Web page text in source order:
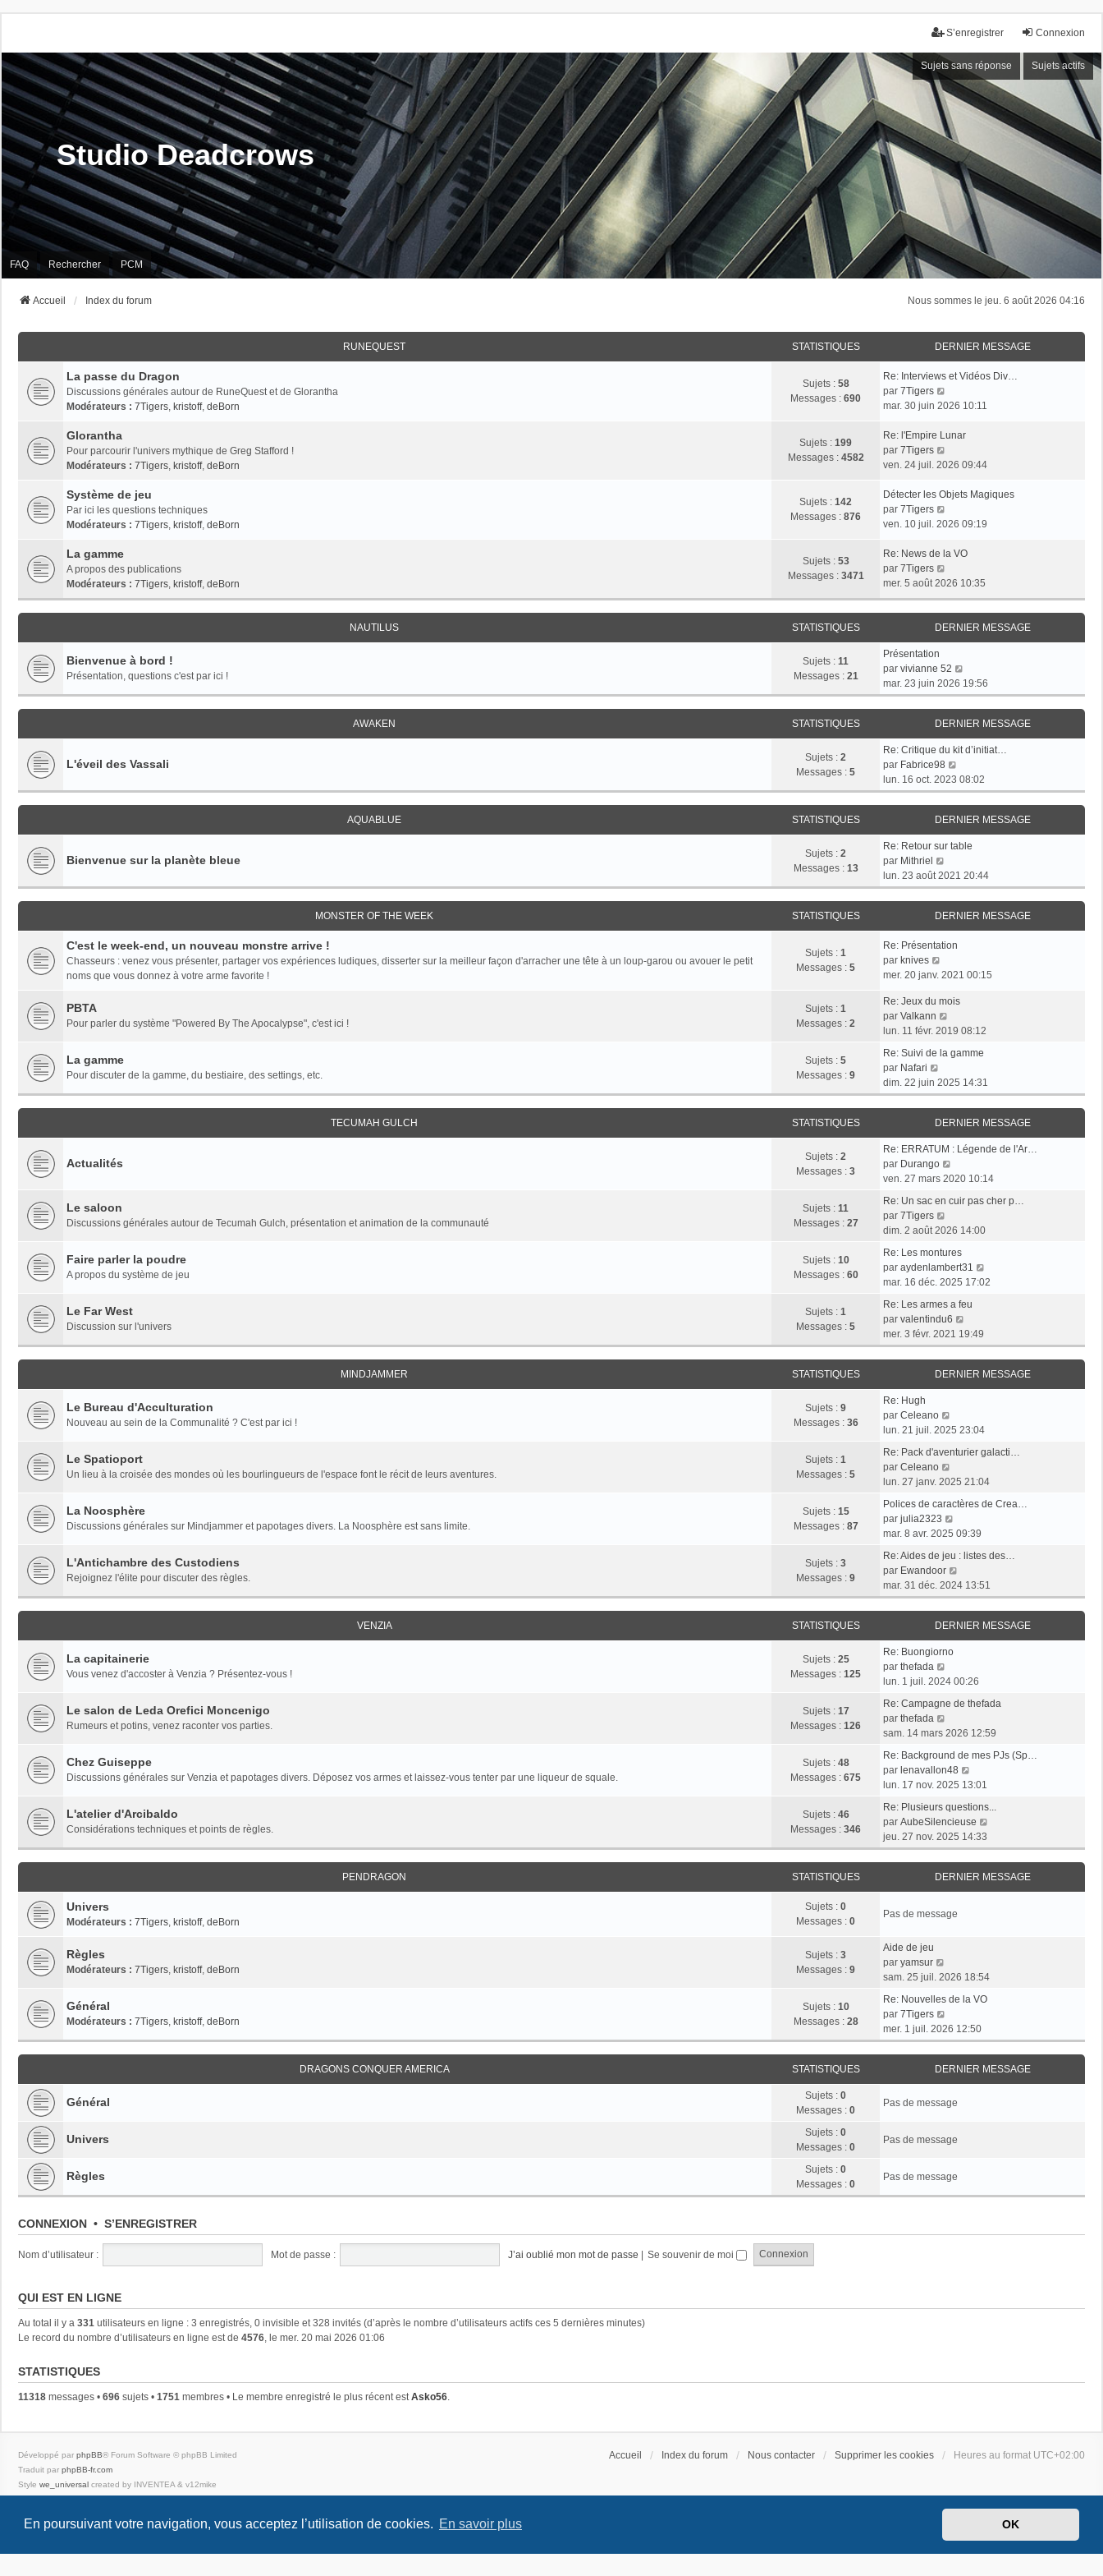
En poursuivant votre navigation, vous acceptez l’utilisation de cookies. En savoir plus OK
Connexion
S’enregistrer
Sujets sans réponse Sujets actifs
Studio Deadcrows
FAQ Rechercher PCM
Nous sommes le jeu. 6 août 2026 04:16
Accueil Index du forum
RUNEQUEST STATISTIQUES DERNIER MESSAGE
La passe du Dragon
Discussions générales autour de RuneQuest et de Glorantha
Modérateurs : 7Tigers, kristoff, deBorn
Sujets : 58
Messages : 690
Re: Interviews et Vidéos Div…
par 7Tigers
o
r
e
e
n
e
m
e
s
s
a
e
mar. 30 juin 2026 10:11
Glorantha
Pour parcourir l'univers mythique de Greg Stafford !
Modérateurs : 7Tigers, kristoff, deBorn
Sujets : 199
Messages : 4582
Re: l'Empire Lunar
par 7Tigers
o
r
e
e
n
i
e
r
m
s
s
a
e
ven. 24 juil. 2026 09:44
Système de jeu
Par ici les questions techniques
Modérateurs : 7Tigers, kristoff, deBorn
Sujets : 142
Messages : 876
Détecter les Objets Magiques
par 7Tigers
o
r
e
d
e
r
n
e
r
m
s
s
a
g
e
ven. 10 juil. 2026 09:19
La gamme
A propos des publications
Modérateurs : 7Tigers, kristoff, deBorn
Sujets : 53
Messages : 3471
Re: News de la VO
par 7Tigers
o
i
r
l
e
e
r
n
e
r
m
e
s
s
a
g
e
mer. 5 août 2026 10:35
NAUTILUS STATISTIQUES DERNIER MESSAGE
Bienvenue à bord !
Présentation, questions c'est par ici !
Sujets : 11
Messages : 21
Présentation
par vivianne 52
o
i
r
l
e
d
r
i
r
e
s
s
a
g
mar. 23 juin 2026 19:56
AWAKEN STATISTIQUES DERNIER MESSAGE
L'éveil des Vassali Sujets : 2
Messages : 5
Re: Critique du kit d’initiat…
par Fabrice98
o
i
r
l
e
d
r
i
e
s
g
lun. 16 oct. 2023 08:02
AQUABLUE STATISTIQUES DERNIER MESSAGE
Bienvenue sur la planète bleue Sujets : 2
Messages : 13
Re: Retour sur table
par Mithriel
o
i
r
l
e
d
r
i
e
r
m
s
s
a
g
e
lun. 23 août 2021 20:44
MONSTER OF THE WEEK STATISTIQUES DERNIER MESSAGE
C'est le week-end, un nouveau monstre arrive !
Chasseurs : venez vous présenter, partager vos expériences ludiques, disserter sur la meilleur façon d'arracher une tête à un loup-garou ou avouer le petit
noms que vous donnez à votre arme favorite !
Sujets : 1
Messages : 5
Re: Présentation
par knives
o
r
l
e
d
r
n
i
e
r
m
e
s
s
a
g
mer. 20 janv. 2021 00:15
PBTA
Pour parler du système "Powered By The Apocalypse", c'est ici !
Sujets : 1
Messages : 2
Re: Jeux du mois
par Valkann
o
r
e
e
n
i
e
m
s
s
a
g
lun. 11 févr. 2019 08:12
La gamme
Pour discuter de la gamme, du bestiaire, des settings, etc.
Sujets : 5
Messages : 9
Re: Suivi de la gamme
par Nafari
o
i
r
l
e
d
e
r
n
i
e
m
e
s
s
a
g
e
dim. 22 juin 2025 14:31
TECUMAH GULCH STATISTIQUES DERNIER MESSAGE
Actualités Sujets : 2
Messages : 3
Re: ERRATUM : Légende de l'Ar…
par Durango
o
r
e
d
e
r
i
e
r
e
g
ven. 27 mars 2020 10:14
Le saloon
Discussions générales autour de Tecumah Gulch, présentation et animation de la communauté
Sujets : 11
Messages : 27
Re: Un sac en cuir pas cher p…
par 7Tigers
o
r
l
e
d
e
r
n
i
e
r
e
s
s
a
g
dim. 2 août 2026 14:00
Faire parler la poudre
A propos du système de jeu
Sujets : 10
Messages : 60
Re: Les montures
par aydenlambert31
o
e
m
s
s
mar. 16 déc. 2025 17:02
Le Far West
Discussion sur l'univers
Sujets : 1
Messages : 5
Re: Les armes a feu
par valentindu6
o
i
r
l
e
r
n
e
m
s
s
g
e
mer. 3 févr. 2021 19:49
MINDJAMMER STATISTIQUES DERNIER MESSAGE
Le Bureau d'Acculturation
Nouveau au sein de la Communalité ? C'est par ici !
Sujets : 9
Messages : 36
Re: Hugh
par Celeano
o
r
e
d
e
r
i
e
r
e
s
g
lun. 21 juil. 2025 23:04
Le Spatioport
Un lieu à la croisée des mondes où les bourlingueurs de l'espace font le récit de leurs aventures.
Sujets : 1
Messages : 5
Re: Pack d'aventurier galacti…
par Celeano
o
r
l
e
d
e
r
n
i
e
r
m
s
s
g
lun. 27 janv. 2025 21:04
La Noosphère
Discussions générales sur Mindjammer et papotages divers. La Noosphère est sans limite.
Sujets : 15
Messages : 87
Polices de caractères de Crea…
par julia2323
o
r
l
e
e
e
m
s
s
a
g
mar. 8 avr. 2025 09:39
L'Antichambre des Custodiens
Rejoignez l'élite pour discuter des règles.
Sujets : 3
Messages : 9
Re: Aides de jeu : listes des…
par Ewandoor
o
i
r
l
e
r
n
e
m
e
s
s
a
g
e
mar. 31 déc. 2024 13:51
VENZIA STATISTIQUES DERNIER MESSAGE
La capitainerie
Vous venez d'accoster à Venzia ? Présentez-vous !
Sujets : 25
Messages : 125
Re: Buongiorno
par thefada
o
r
e
d
e
r
i
e
r
e
a
lun. 1 juil. 2024 00:26
Le salon de Leda Orefici Moncenigo
Rumeurs et potins, venez raconter vos parties.
Sujets : 17
Messages : 126
Re: Campagne de thefada
par thefada
o
r
l
e
d
e
r
n
i
e
r
m
g
e
sam. 14 mars 2026 12:59
Chez Guiseppe
Discussions générales sur Venzia et papotages divers. Déposez vos armes et laissez-vous tenter par une liqueur de squale.
Sujets : 48
Messages : 675
Re: Background de mes PJs (Sp…
par lenavallon48
o
r
l
e
e
e
s
g
lun. 17 nov. 2025 13:01
L'atelier d'Arcibaldo
Considérations techniques et points de règles.
Sujets : 46
Messages : 346
Re: Plusieurs questions...
par AubeSilencieuse
i
r
l
e
e
s
s
a
g
jeu. 27 nov. 2025 14:33
PENDRAGON STATISTIQUES DERNIER MESSAGE
Univers
Modérateurs : 7Tigers, kristoff, deBorn
Sujets : 0
Messages : 0
Pas de message
Règles
Modérateurs : 7Tigers, kristoff, deBorn
Sujets : 3
Messages : 9
Aide de jeu
par yamsur
o
r
e
e
i
r
s
s
sam. 25 juil. 2026 18:54
Général
Modérateurs : 7Tigers, kristoff, deBorn
Sujets : 10
Messages : 28
Re: Nouvelles de la VO
par 7Tigers
o
i
r
l
e
d
n
e
s
mer. 1 juil. 2026 12:50
DRAGONS CONQUER AMERICA STATISTIQUES DERNIER MESSAGE
Général Sujets : 0
Messages : 0
Pas de message
Univers Sujets : 0
Messages : 0
Pas de message
Règles Sujets : 0
Messages : 0
Pas de message
CONNEXION • S’ENREGISTRER
Nom d’utilisateur : Mot de passe : J’ai oublié mon mot de passe | Se souvenir de moi
QUI EST EN LIGNE
Au total il y a 331 utilisateurs en ligne : 3 enregistrés, 0 invisible et 328 invités (d’après le nombre d’utilisateurs actifs ces 5 dernières minutes)
Le record du nombre d’utilisateurs en ligne est de 4576, le mer. 20 mai 2026 01:06
STATISTIQUES
11318 messages • 696 sujets • 1751 membres • Le membre enregistré le plus récent estAsko56.
Accueil Index du forum Nous contacter Supprimer les cookies Heures au format UTC+02:00
Développé par phpBB® Forum Software © phpBB Limited
Traduit par phpBB-fr.com
Style we_universal created by INVENTEA & v12mike